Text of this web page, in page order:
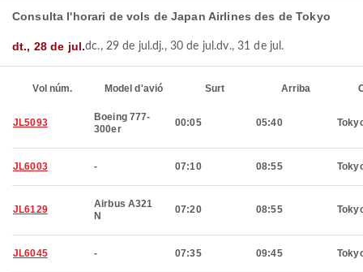
Consulta l'horari de vols de Japan Airlines des de Tokyo
dt., 28 de jul.dc., 29 de jul.dj., 30 de jul.dv., 31 de jul.
Vol núm. Model d'avió Surt Arriba
JL5093
Boeing 777-
300er
00:05 05:40
JL6003 - 07:10 08:55
JL6129
Airbus A321
N
07:20 08:55
JL6045 - 07:35 09:45